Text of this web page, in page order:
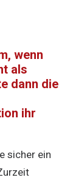
wenn
als
dann die
ihr
sicher ein